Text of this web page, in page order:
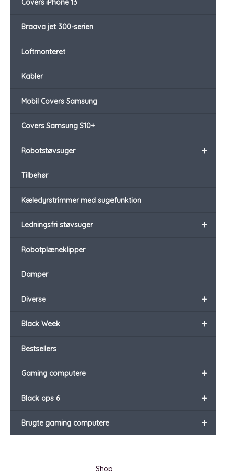
Covers iPhone 13
Braava jet 300-serien
Loftmonteret
Kabler
Mobil Covers Samsung
Covers Samsung S10+
+
Robotstøvsuger
Tilbehør
Kæledyrstrimmer med sugefunktion
+
Ledningsfri støvsuger
Robotplæneklipper
Damper
+
Diverse
+
Black Week
Bestsellers
+
Gaming computere
+
Black ops 6
+
Brugte gaming computere
Shop